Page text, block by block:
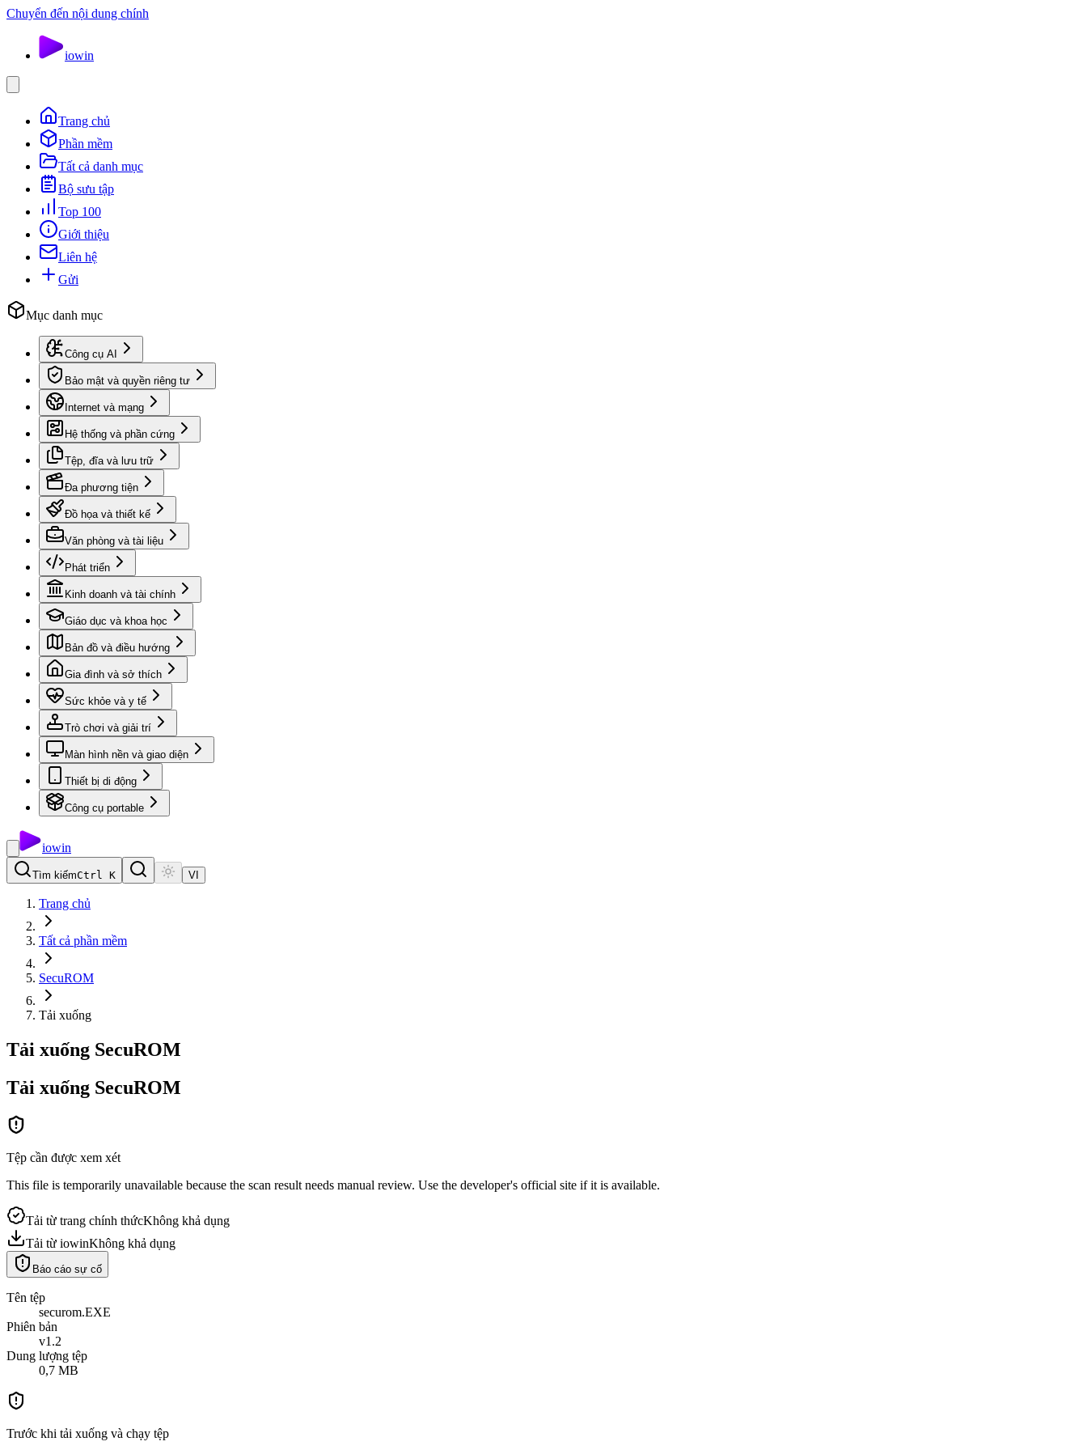
Chuyển đến nội dung chính
iowin
Trang chủ
Phần mềm
Tất cả danh mục
Bộ sưu tập
Top 100
Giới thiệu
Liên hệ
Gửi
Mục danh mục
Công cụ AI
Bảo mật và quyền riêng tư
Internet và mạng
Hệ thống và phần cứng
Tệp, đĩa và lưu trữ
Đa phương tiện
Đồ họa và thiết kế
Văn phòng và tài liệu
Phát triển
Kinh doanh và tài chính
Giáo dục và khoa học
Bản đồ và điều hướng
Gia đình và sở thích
Sức khỏe và y tế
Trò chơi và giải trí
Màn hình nền và giao diện
Thiết bị di động
Công cụ portable
iowin
Tìm kiếmCtrl K VI
Trang chủ
Tất cả phần mềm
SecuROM
Tải xuống
Tải xuống SecuROM
Tải xuống SecuROM
Tệp cần được xem xét
This file is temporarily unavailable because the scan result needs manual review. Use the developer's official site if it is available.
Tải từ trang chính thứcKhông khả dụng
Tải từ iowinKhông khả dụng
Báo cáo sự cố
Tên tệp
securom.EXE
Phiên bản
v1.2
Dung lượng tệp
0,7 MB
Trước khi tải xuống và chạy tệp